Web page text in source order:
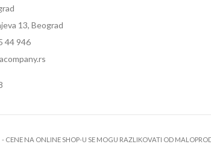
13, Beograd
44 946
- CENE NA ONLINE SHOP-U SE MOGU RAZLIKOVATI OD